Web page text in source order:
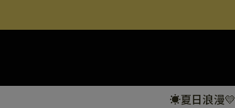
☀️夏日浪漫💛